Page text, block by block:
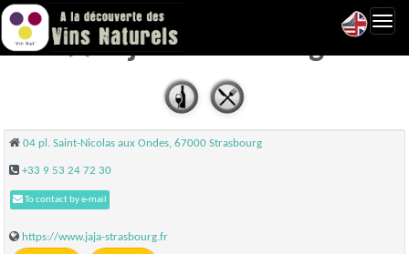
Jaja - Strasbourg
04 pl. Saint-Nicolas aux Ondes, 67000 Strasbourg
+33 9 53 24 72 30
To contact by e-mail
https://www.jaja-strasbourg.fr